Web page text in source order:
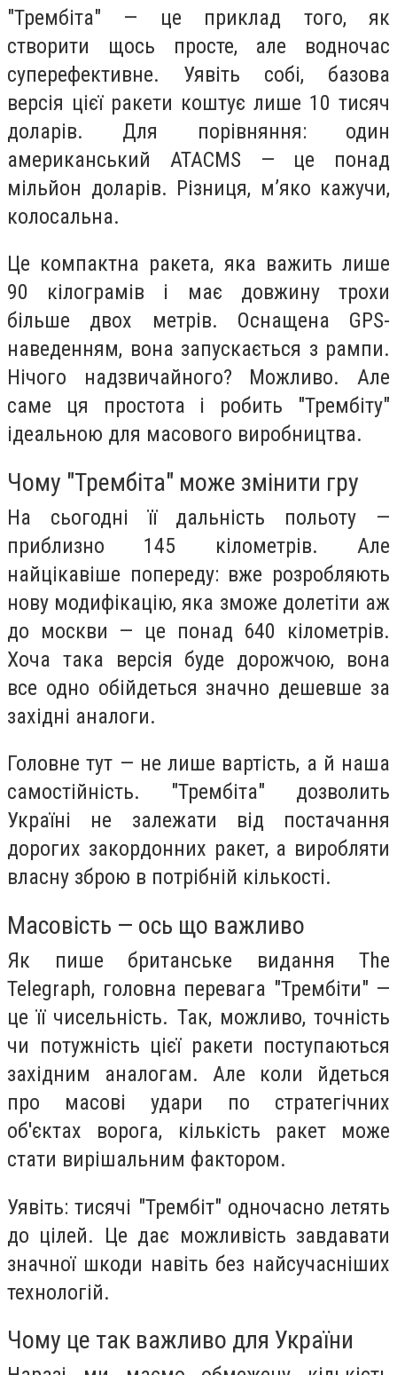
"Трембіта" — це приклад того, як
створити щось просте, але водночас
суперефективне. Уявіть собі, базова
версія цієї ракети коштує лише 10 тисяч
доларів. Для порівняння: один
американський ATACMS — це понад
мільйон доларів. Різниця, м’яко кажучи,
колосальна.
Це компактна ракета, яка важить лише
90 кілограмів і має довжину трохи
більше двох метрів. Оснащена GPS-
наведенням, вона запускається з рампи.
Нічого надзвичайного? Можливо. Але
саме ця простота і робить "Трембіту"
ідеальною для масового виробництва.
Чому "Трембіта" може змінити гру
На сьогодні її дальність польоту —
приблизно 145 кілометрів. Але
найцікавіше попереду: вже розробляють
нову модифікацію, яка зможе долетіти аж
до москви — це понад 640 кілометрів.
Хоча така версія буде дорожчою, вона
все одно обійдеться значно дешевше за
західні аналоги.
Головне тут — не лише вартість, а й наша
самостійність. "Трембіта" дозволить
Україні не залежати від постачання
дорогих закордонних ракет, а виробляти
власну зброю в потрібній кількості.
Масовість — ось що важливо
Як пише британське видання The
Telegraph, головна перевага "Трембіти" —
це її чисельність. Так, можливо, точність
чи потужність цієї ракети поступаються
західним аналогам. Але коли йдеться
про масові удари по стратегічних
об'єктах ворога, кількість ракет може
стати вирішальним фактором.
Уявіть: тисячі "Трембіт" одночасно летять
до цілей. Це дає можливість завдавати
значної шкоди навіть без найсучасніших
технологій.
Чому це так важливо для України